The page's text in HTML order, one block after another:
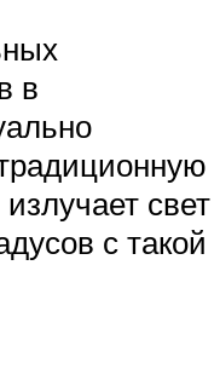
в
свет
с такой